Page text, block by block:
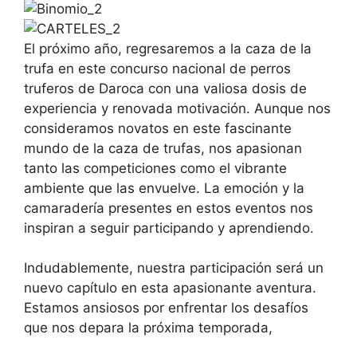
El próximo año, regresaremos a la caza de la
trufa en este concurso nacional de perros
truferos de Daroca con una valiosa dosis de
experiencia y renovada motivación. Aunque nos
consideramos novatos en este fascinante
mundo de la caza de trufas, nos apasionan
tanto las competiciones como el vibrante
ambiente que las envuelve. La emoción y la
camaradería presentes en estos eventos nos
inspiran a seguir participando y aprendiendo.
Indudablemente, nuestra participación será un
nuevo capítulo en esta apasionante aventura.
Estamos ansiosos por enfrentar los desafíos
que nos depara la próxima temporada,